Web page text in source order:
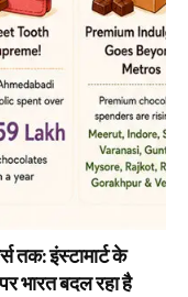
तक: इंस्टामार्ट के
भारत बदल रहा है